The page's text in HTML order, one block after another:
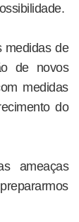
medidas de
de novos
medidas
do
ameaças